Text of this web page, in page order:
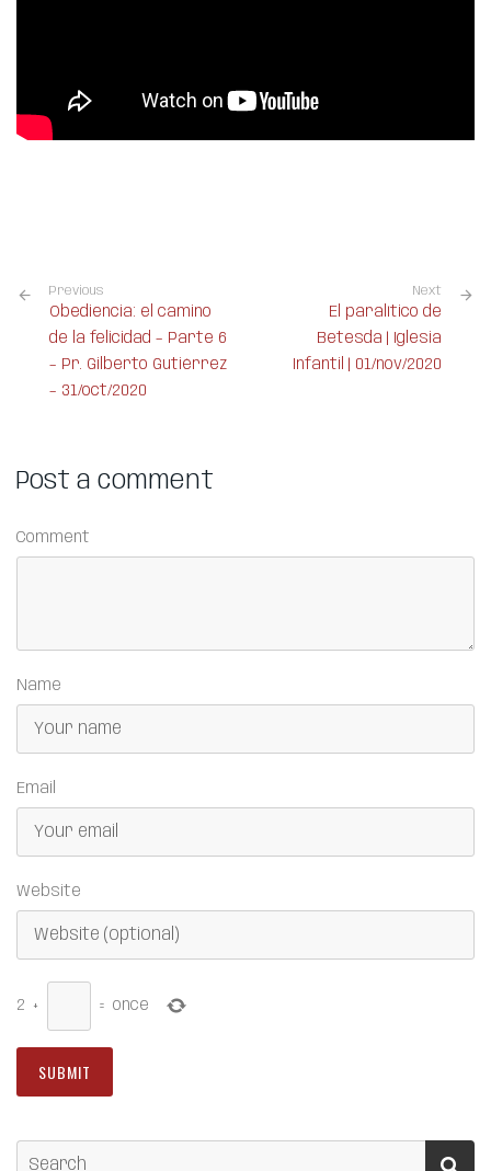
Previous
Obediencia: el camino
de la felicidad – Parte 6
– Pr. Gilberto Gutiérrez
– 31/oct/2020
Next
El paralítico de
Betesda | Iglesia
Infantil | 01/nov/2020
Post a comment
Comment
Name
Email
Website
2 + = once